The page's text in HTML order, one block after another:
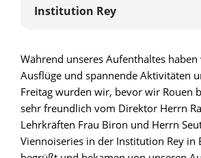
Institution Rey
Während unseres Aufenthaltes
Ausflüge und spannende Aktivitäten
Freitag wurden wir, bevor wir Rouen
sehr freundlich vom Direktor Herrn
Lehrkräften Frau Biron und Herrn
Viennoiseries in der Institution Rey in